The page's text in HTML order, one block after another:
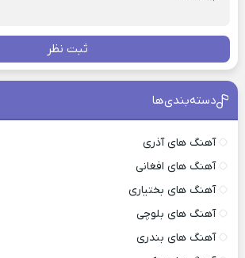
ثبت نظر
دسته‌بندی‌ها
آهنگ های آذری
آهنگ های افغانی
آهنگ های بختیاری
آهنگ های بلوچی
آهنگ های بندری